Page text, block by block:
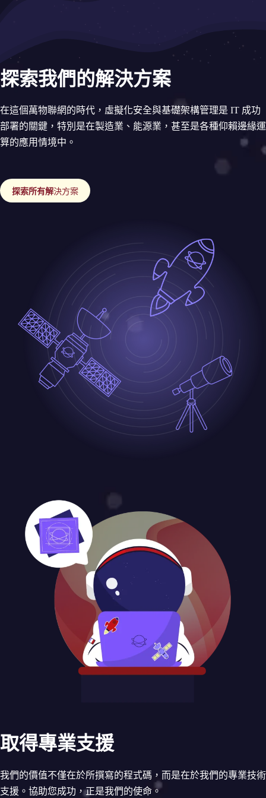
探索我們的解決方案
在這個萬物聯網的時代，虛擬化安全與基礎架構管理是 IT 成功
部署的關鍵，特別是在製造業、能源業，甚至是各種仰賴邊緣運
算的應用情境中。
探索所有解決方案
取得專業支援
我們的價值不僅在於所撰寫的程式碼，而是在於我們的專業技術
支援。協助您成功，正是我們的使命。